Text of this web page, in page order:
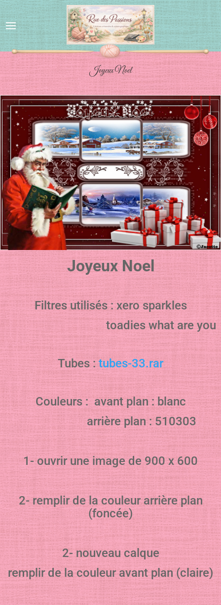
Joyeux Noel
Joyeux Noel
Filtres utilisés : xero sparkles
toadies what are you
Tubes :tubes-33.rar
Couleurs : avant plan : blanc
arrière plan : 510303
1- ouvrir une image de 900 x 600
2- remplir de la couleur arrière plan
(foncée)
2- nouveau calque
remplir de la couleur avant plan (claire)